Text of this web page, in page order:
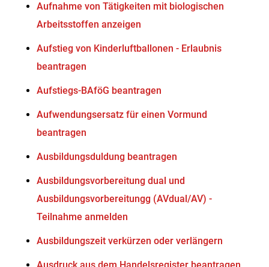
Aufnahme von Tätigkeiten mit biologischen
Arbeitsstoffen anzeigen
Aufstieg von Kinderluftballonen - Erlaubnis
beantragen
Aufstiegs-BAföG beantragen
Aufwendungsersatz für einen Vormund
beantragen
Ausbildungsduldung beantragen
Ausbildungsvorbereitung dual und
Ausbildungsvorbereitungg (AVdual/AV) -
Teilnahme anmelden
Ausbildungszeit verkürzen oder verlängern